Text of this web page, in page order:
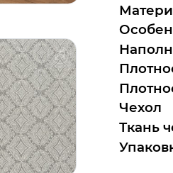
Чехол
Ткань